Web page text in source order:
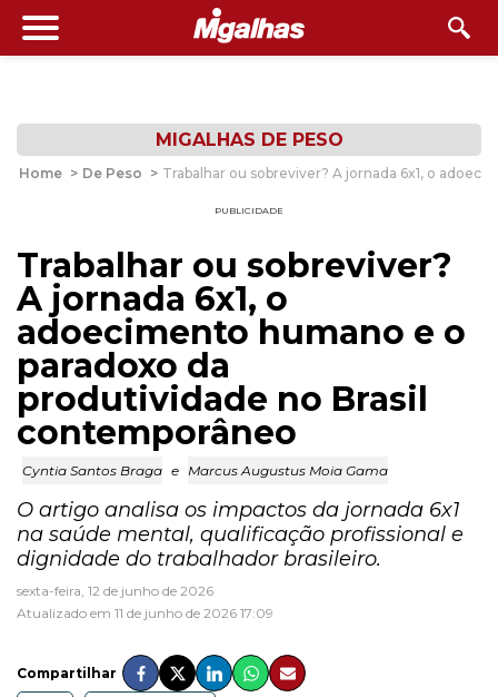
MIGALHAS DE PESO
Home > De Peso > Trabalhar ou sobreviver? A jornada 6x1, o
PUBLICIDADE
Trabalhar ou sobreviver?
A jornada 6x1, o
adoecimento humano e o
paradoxo da
produtividade no Brasil
contemporâneo
Cyntia Santos Braga e Marcus Augustus Moia Gama
O artigo analisa os impactos da jornada 6x1
na saúde mental, qualificação profissional e
dignidade do trabalhador brasileiro.
sexta-feira, 12 de junho de 2026
Atualizado em 11 de junho de 2026 17:09
Compartilhar